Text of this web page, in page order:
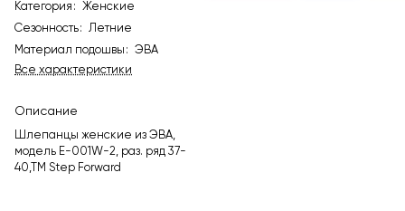
Категория :
Женские
Сезонность:
Летние
Материал подошвы :
ЭВА
Все характеристики
Описание
Шлепанцы женские из ЭВА,
модель E-001W-2, раз. ряд 37-
40,ТМ Step Forward